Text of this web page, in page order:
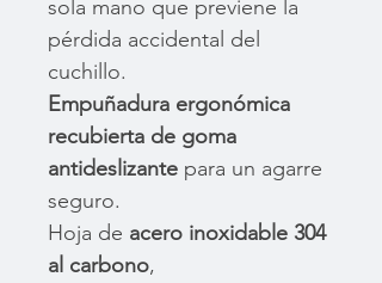
sola mano que previene la
pérdida accidental del
cuchillo.
Empuñadura ergonómica
recubierta de goma
antideslizante para un agarre
seguro.
Hoja de acero inoxidable 304
al carbono,